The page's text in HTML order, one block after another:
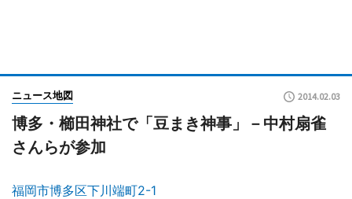
ニュース地図 2014.02.03
博多・櫛田神社で「豆まき神事」－中村扇雀
さんらが参加
福岡市博多区下川端町2-1